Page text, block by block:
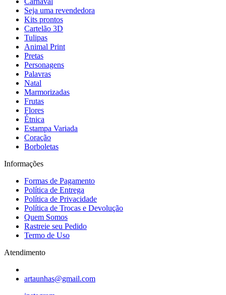
Seja uma revendedora
Kits prontos
Cartelão 3D
Tulipas
Animal Print
Pretas
Personagens
Palavras
Natal
Marmorizadas
Frutas
Flores
Étnica
Estampa Variada
Coração
Borboletas
Informações
Formas de Pagamento
Política de Entrega
Política de Privacidade
Política de Trocas e Devolução
Quem Somos
Rastreie seu Pedido
Termo de Uso
Atendimento
artaunhas@gmail.com